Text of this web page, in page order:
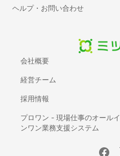
電子帳票システム
入退室管理システム
IDaaS(ID管理システム)
AI-OCR
ログ管理システム
会社概要
経営チーム
採用情報
プロワン - 現場仕事のオールイ
ンワン業務支援システム
ヘルプ・お問い合わせ